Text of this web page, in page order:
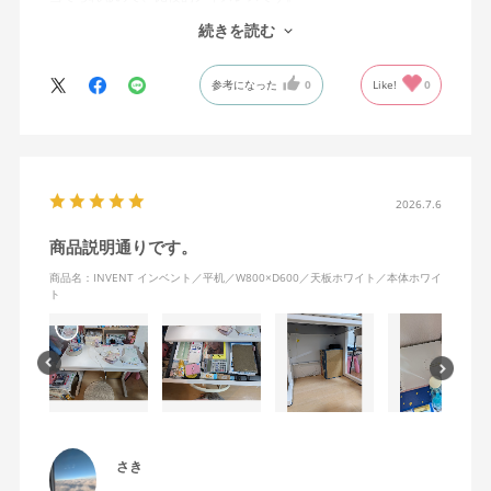
後端に有効ボードやモニターアームをクランプしていますが、ス
チール天板だけあって机の歪みもありません。ただし、クランプ
できる奥行きが3-4cmしかないので、面全体でクランプはできま
せん。
く丁寧で、凄まじい満足感です。
続きを読む
参考になった 0 Like! 0
2026.7.6
商品説明通りです。
商品名：INVENT インベント／平机／W800×D600／天板ホワイト／本体ホワイ
ト
さき